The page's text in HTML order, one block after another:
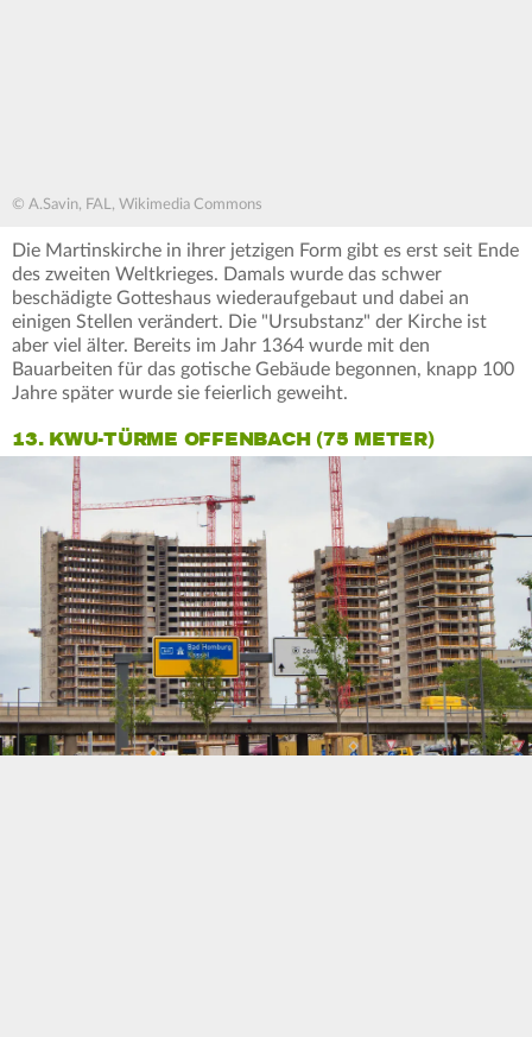
© A.Savin, FAL, Wikimedia Commons
Die Martinskirche in ihrer jetzigen Form gibt es erst seit Ende
des zweiten Weltkrieges. Damals wurde das schwer
beschädigte Gotteshaus wiederaufgebaut und dabei an
einigen Stellen verändert. Die "Ursubstanz" der Kirche ist
aber viel älter. Bereits im Jahr 1364 wurde mit den
Bauarbeiten für das gotische Gebäude begonnen, knapp 100
Jahre später wurde sie feierlich geweiht.
13. KWU-TÜRME OFFENBACH (75 METER)